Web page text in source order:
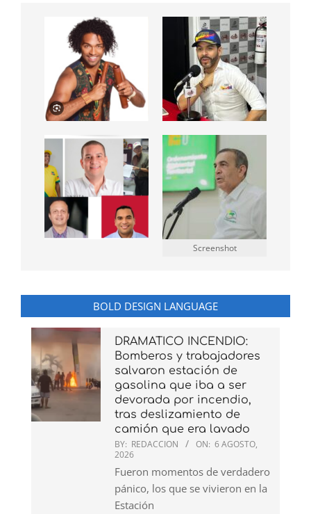
Screenshot
BOLD DESIGN LANGUAGE
DRAMATICO INCENDIO:
Bomberos y trabajadores
salvaron estación de
gasolina que iba a ser
devorada por incendio,
tras deslizamiento de
camión que era lavado
BY: REDACCION ON: 6 AGOSTO,
2026
Fueron momentos de verdadero
pánico, los que se vivieron en la
Estación